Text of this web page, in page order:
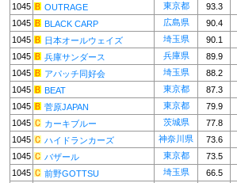
1045
OUTRAGE 東京都
93.3
1045
BLACK CARP 広島県
90.4
1045
日本オールウェイズ 埼玉県
90.1
1045
兵庫サンダース 兵庫県
89.9
1045
アパッチ同好会 埼玉県
88.2
1045
BEAT 東京都
87.3
1045
菅原JAPAN 東京都
79.9
1045
カーキブルー 茨城県
77.8
1045
ハイドランカーズ 神奈川県
73.6
1045
バザール 東京都
73.5
1045
前野GOTTSU 埼玉県
66.5